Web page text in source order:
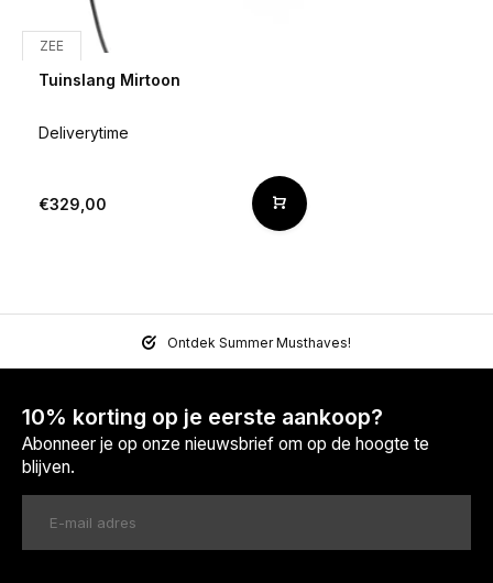
ZEE
Tuinslang Mirtoon
Deliverytime
€329,00
Ontdek Summer Musthaves!
10% korting op je eerste aankoop?
Abonneer je op onze nieuwsbrief om op de hoogte te
blijven.